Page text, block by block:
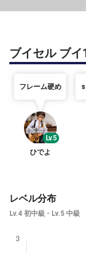
ブイセル ブ
フレーム硬め
Lv.5
ひでよ
レベル分布
Lv.4 初中級 - Lv.5 中級